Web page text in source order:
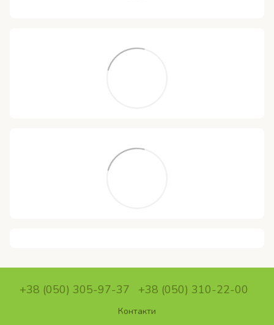
+38 (050) 305-97-37 +38 (050) 310-22-00
Контакти